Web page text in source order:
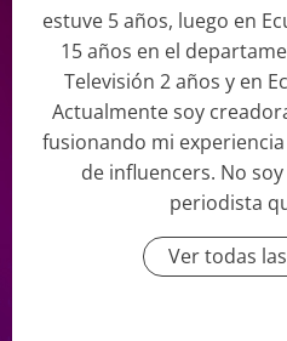
estuve 5 años, luego en
15 años en el
Televisión 2 años y en
Actualmente soy
fusionando mi
de influencers. No
periodista
Ver todas